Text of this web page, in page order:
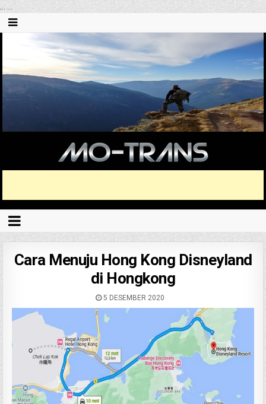
......
Cara Menuju Hong Kong Disneyland
di Hongkong
5 DESEMBER 2020